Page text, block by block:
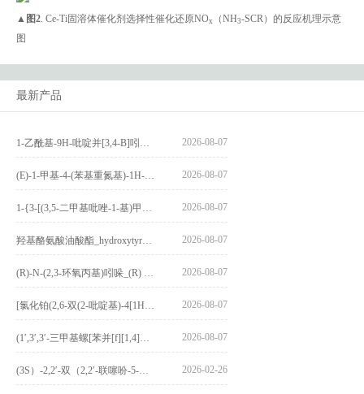
▲图2. Ce-Ti固溶体催化剂选择性催化还原NOx （NH3-SCR）的反应机理示意
图
最新产品
2026-08-07
2026-08-07
2026-08-07
2026-08-07
2026-08-07
2026-08-07
2026-08-07
2026-02-26